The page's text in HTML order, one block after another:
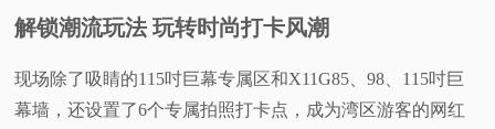
解锁潮流玩法 玩转时尚打卡风潮
现场除了吸睛的115吋巨幕专属区和X11G85、98、115吋巨
幕墙，还设置了6个专属拍照打卡点，成为湾区游客的网红